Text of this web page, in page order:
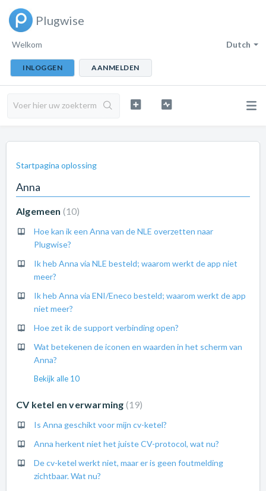
Plugwise
Dutch
Welkom
INLOGGEN AANMELDEN
Startpagina oplossing
Anna
Algemeen 10
Hoe kan ik een Anna van de NLE overzetten naar
Plugwise?
Ik heb Anna via NLE besteld; waarom werkt de app niet
meer?
Ik heb Anna via ENI/Eneco besteld; waarom werkt de app
niet meer?
Hoe zet ik de support verbinding open?
Wat betekenen de iconen en waarden in het scherm van
Anna?
Bekijk alle 10
CV ketel en verwarming 19
Is Anna geschikt voor mijn cv-ketel?
Anna herkent niet het juiste CV-protocol, wat nu?
De cv-ketel werkt niet, maar er is geen foutmelding
zichtbaar. Wat nu?